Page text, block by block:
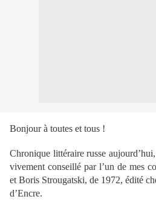
Bonjour à toutes et tous !
Chronique littéraire russe
vivement conseillé par l’un de mes
et Boris Strougatski, de 1972, édité
d’Encre.